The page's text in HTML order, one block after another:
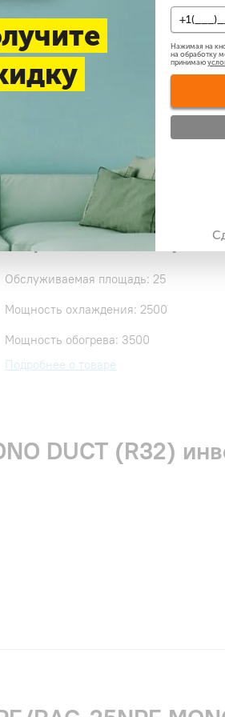
Нашли дешевле?
Доставка 1-3 дня — бесплатно
Самовывоз в будние дни —
Узнать цену
Коротко о товаре
Обслуживаемая площадь: 25
Мощность охлаждения: 2500
Мощность обогрева: 3500
Подробнее о товаре
DUCT (R32)
Нажимая на
на обработку
принимаю